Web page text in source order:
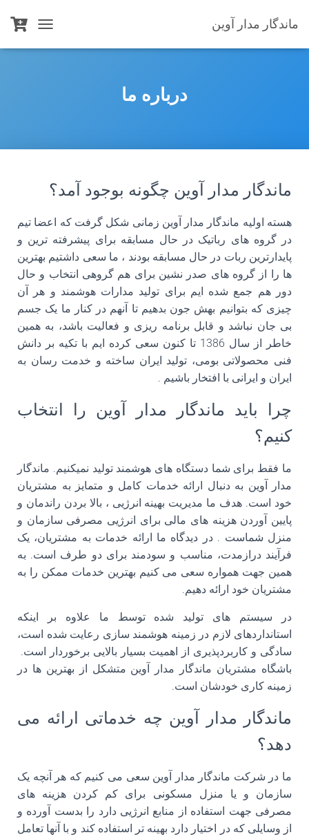
ماندگار مدار آوین
O
درباره ما
ماندگار مدار آوین چگونه بوجود آمد؟
هسته اولیه ماندگار مدار آوین زمانی شکل گرفت که اعضا تیم
در گروه های رباتیک در حال مسابقه برای پیشرفته ترین و
پایدارترین ربات در حال مسابقه بودند ، ما سعی داشتیم بهترین
ها را از گروه های صدر نشین برای هم گروهی انتخاب و حال
دور هم جمع شده ایم برای تولید مدارات هوشمند و هر آن
چیزی که بتوانیم بهش جون بدهیم تا آنهم در کنار ما یک جسم
بی جان نباشد و قابل برنامه ریزی و فعالیت باشد، به همین
خاطر از سال 1386 تا کنون سعی کرده ایم با تکیه بر دانش
فنی محصولاتی بومی، تولید ایران ساخته و خدمت رسان به
ایران و ایرانی با افتخار باشیم .
چرا باید ماندگار مدار آوین را انتخاب
کنیم؟
ما فقط برای شما دستگاه های هوشمند تولید نمیکنیم. ماندگار
مدار آوین به دنبال ارائه خدمات کامل و متمایز به مشتریان
خود است. هدف ما مدیریت بهینه انرژیی ، بالا بردن راندمان و
پایین آوردن هزینه های مالی برای انرژیی مصرفی سازمان و
منزل شماست . در دیدگاه ما ارائه خدمات به مشتریان، یک
فرآیند درازمدت، مناسب و سودمند برای دو طرف است. به
همین جهت همواره سعی می کنیم بهترین خدمات ممکن را به
مشتریان خود ارائه دهیم.
در سیستم های تولید شده توسط ما علاوه بر اینکه
استانداردهای لازم در زمینه هوشمند سازی رعایت شده است،
سادگی و کاربردپذیری از اهمیت بسیار بالایی برخوردار است.
باشگاه مشتریان ماندگار مدار آوین متشکل از بهترین ها در
زمینه کاری خودشان است.
ماندگار مدار آوین چه خدماتی ارائه می
دهد؟
ما در شرکت ماندگار مدار آوین سعی می کنیم که هر آنچه یک
سازمان و یا منزل مسکونی برای کم کردن هزینه های
مصرفی جهت استفاده از منابع انرژیی دارد را بدست آورده و
از وسایلی که در اختیار دارد بهینه تر استفاده کند و با آنها تعامل